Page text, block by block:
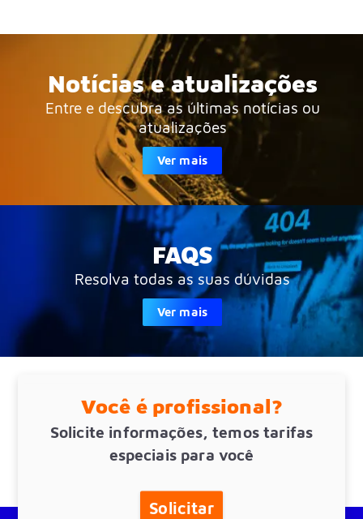
Notícias e atualizações
Entre e descubra as últimas notícias ou
atualizações
Ver mais
FAQS
Resolva todas as suas dúvidas
Ver mais
Você é profissional?
Solicite informações, temos tarifas
especiais para você
Solicitar